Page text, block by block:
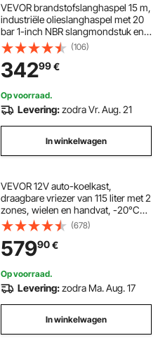
VEVOR brandstofslanghaspel 15 m,
industriële olieslanghaspel met 20
bar 1-inch NBR slangmondstuk en
automatische oprolfunctie,
intrekbare slanghaspel voor diesel
en kerosine
(106)
34299€
Op voorraad.
Levering:zodra Vr. Aug. 21
In winkelwagen
VEVOR 12V auto-koelkast,
draagbare vriezer van 115 liter met 2
zones, wielen en handvat, -20°C
tot 20°C, 12/24V DC / 100-240V AC
compressor koeler voor
buitengebruik, kamperen en reizen
(678)
57990€
Op voorraad.
Levering:zodra Ma. Aug. 17
In winkelwagen